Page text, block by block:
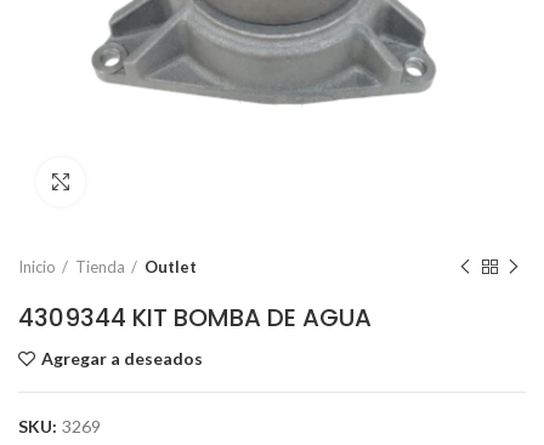
Inicio Tienda Outlet
4309344 KIT BOMBA DE AGUA
Agregar a deseados
SKU: 3269